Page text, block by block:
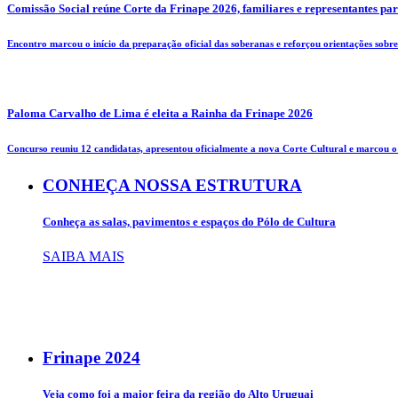
Comissão Social reúne Corte da Frinape 2026, familiares e representantes
Encontro marcou o início da preparação oficial das soberanas e reforçou orientações
Paloma Carvalho de Lima é eleita a Rainha da Frinape 2026
Concurso reuniu 12 candidatas, apresentou oficialmente a nova Corte Cultural e marcou
CONHEÇA NOSSA ESTRUTURA
Conheça as salas, pavimentos e espaços do Pólo de Cultura
SAIBA MAIS
Frinape 2024
Veja como foi a maior feira da região do Alto Uruguai